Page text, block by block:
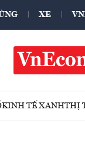
XE
KINH TẾ XANHTHỊ